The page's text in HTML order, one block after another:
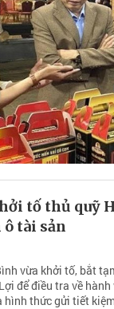
tố thủ quỹ
tài sản
vừa khởi tố, bắt
để điều tra về
hình thức gửi tiết